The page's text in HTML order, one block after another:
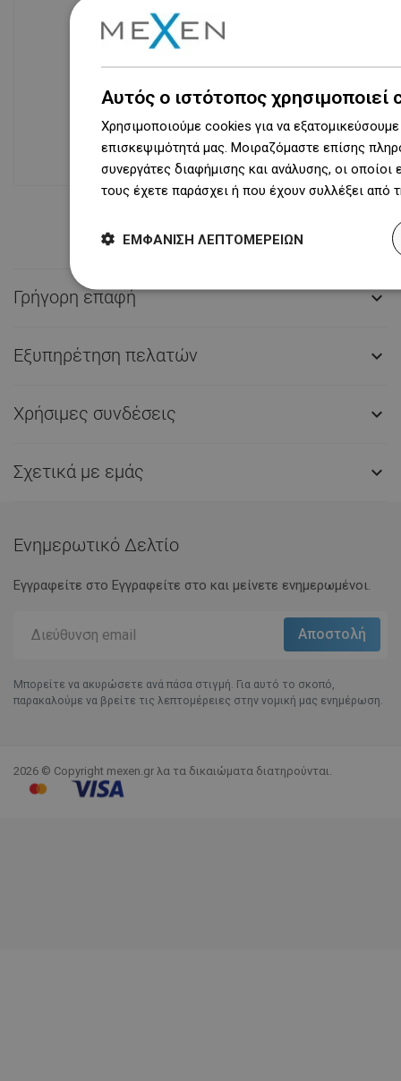
Διαθεσιμότητα προϊόντων
31 000 m² με πάνω από 68 χιλιάδες
θέσεις παλετών παρέχει πάνω από 1
500 000 διαθέσιμα προϊόντα!
Γρήγορη επαφή 
Εξυπηρέτηση πελατών 
Χρήσιμες συνδέσεις 
Σχετικά με εμάς 
Ενημερωτικό Δελτίο
Εγγραφείτε στο Eγγραφείτε στο και μείνετε ενημερωμένοι.
Μπορείτε να ακυρώσετε ανά πάσα στιγμή. Για αυτό το σκοπό,
παρακαλούμε να βρείτε τις λεπτομέρειες στην νομική μας ενημέρωση.
2026 © Copyright mexen.gr λα τα δικαιώματα διατηρούνται.
Αυτός ο ιστότοπος χρησιμοποιεί
Χρησιμοποιούμε cookies για να
επισκεψιμότητά μας. Μοιραζόμαστε επίσης
συνεργάτες διαφήμισης και ανάλυσης, οι
τους έχετε παράσχει ή που έχουν συλλέξει
ΕΜΦΆΝΙΣΗ ΛΕΠΤΟΜΕΡΕΙΏΝ